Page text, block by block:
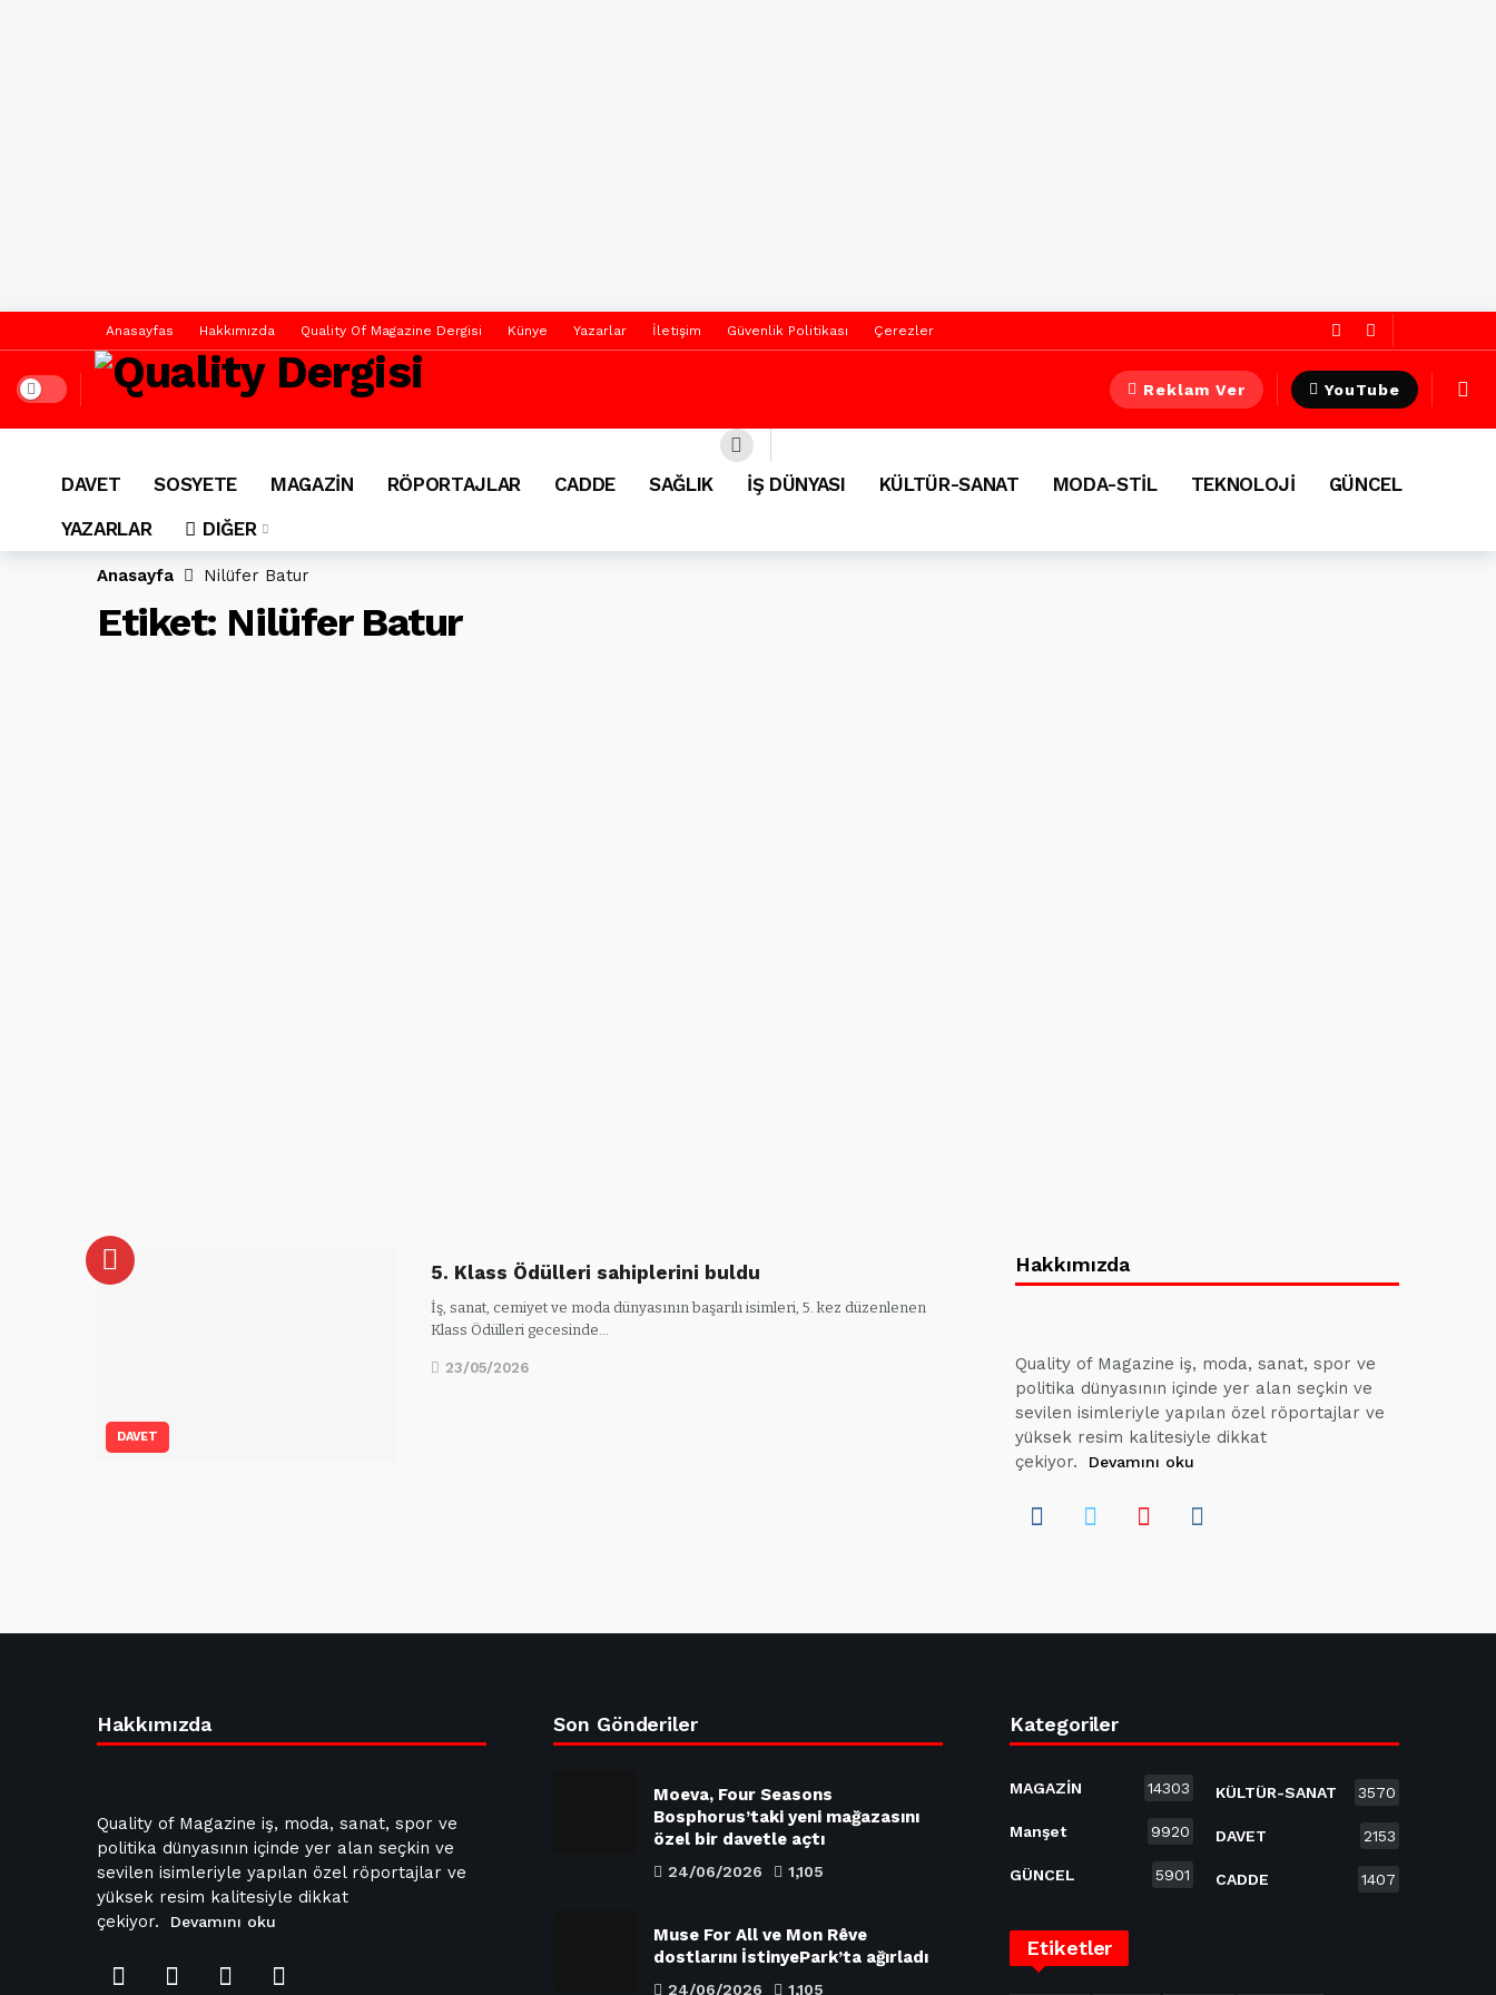
Anasayfas Hakkımızda Quality Of Magazine Dergisi Künye Yazarlar İletişim Güvenlik Politikası Çerezler
Dark mode Reklam Ver YouTube
DAVET SOSYETE MAGAZİN RÖPORTAJLAR CADDE SAĞLIK İŞ DÜNYASI KÜLTÜR-SANAT MODA-STİL TEKNOLOJİ
GÜNCEL
YAZARLAR
DIĞER
Anasayfa Nilüfer Batur
Etiket: Nilüfer Batur
DAVET
5. Klass Ödülleri sahiplerini buldu
İş, sanat, cemiyet ve moda dünyasının başarılı isimleri, 5. kez düzenlenen
Klass Ödülleri gecesinde…
23/05/2026
Hakkımızda
Quality of Magazine iş, moda, sanat, spor ve
politika dünyasının içinde yer alan seçkin ve
sevilen isimleriyle yapılan özel röportajlar ve
yüksek resim kalitesiyle dikkat
çekiyor.
Devamını oku
Hakkımızda
Quality of Magazine iş, moda, sanat, spor ve
politika dünyasının içinde yer alan seçkin ve
sevilen isimleriyle yapılan özel röportajlar ve
yüksek resim kalitesiyle dikkat
çekiyor.
Devamını oku
Son Gönderiler
Moeva, Four Seasons
Bosphorus’taki yeni mağazasını
özel bir davetle açtı
24/06/2026 1,105
Muse For All ve Mon Rêve
dostlarını İstinyePark’ta ağırladı
24/06/2026 1,105
Kategoriler
MAGAZİN 14303
Manşet 9920
GÜNCEL 5901
KÜLTÜR-SANAT 3570
DAVET 2153
CADDE 1407
Etiketler